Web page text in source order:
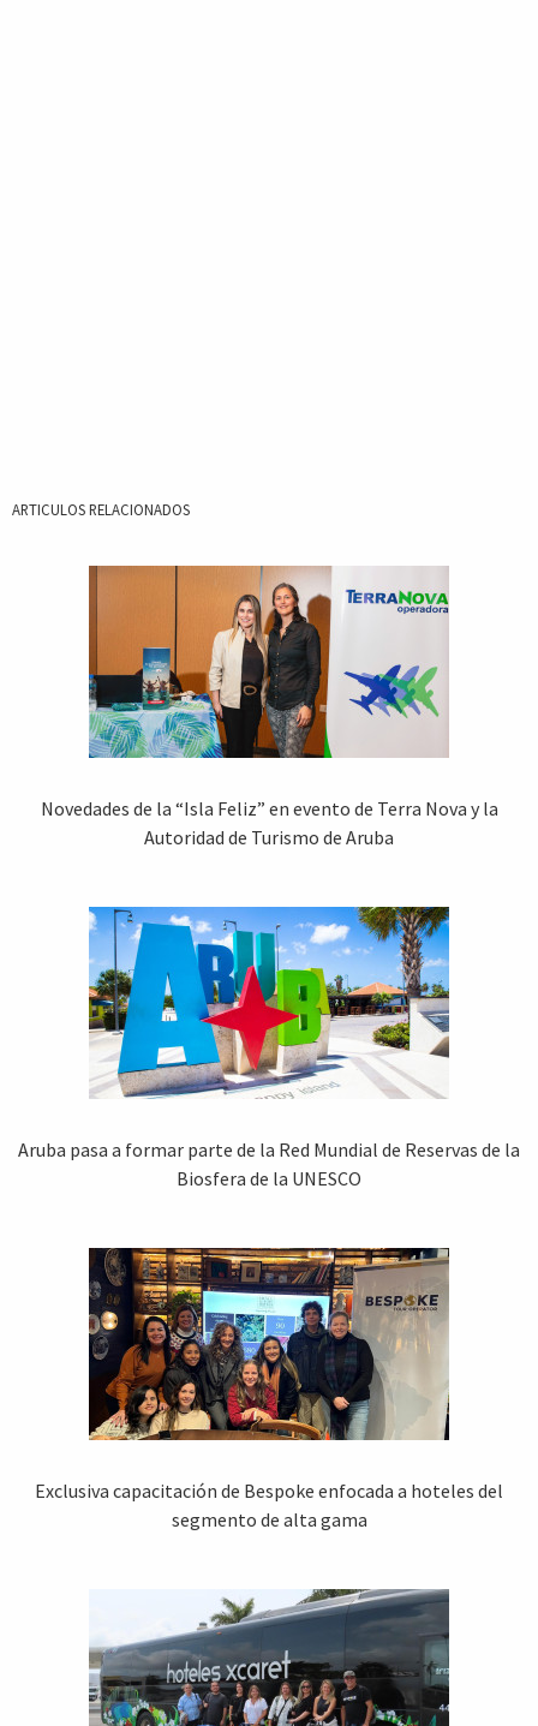
ARTICULOS RELACIONADOS
Novedades de la “Isla Feliz” en evento de Terra Nova y la
Autoridad de Turismo de Aruba
Aruba pasa a formar parte de la Red Mundial de Reservas de la
Biosfera de la UNESCO
Exclusiva capacitación de Bespoke enfocada a hoteles del
segmento de alta gama